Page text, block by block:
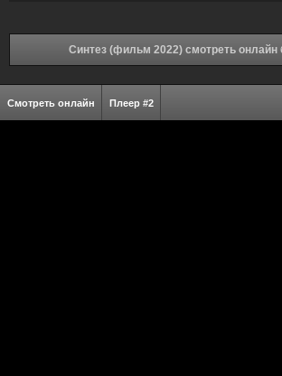
Синтез (фильм 2022) смотреть онлайн
Смотреть онлайн Плеер #2